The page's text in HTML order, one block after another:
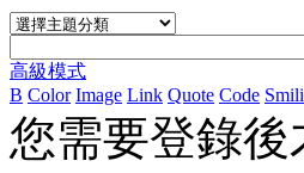
高級模式
B Color Image Link Quote Code
您需要登錄